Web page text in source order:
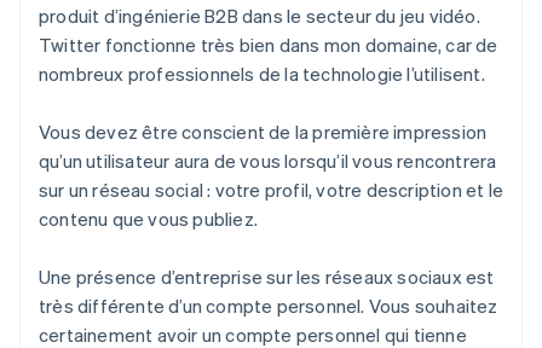
produit d’ingénierie B2B dans le secteur du jeu vidéo.
Twitter fonctionne très bien dans mon domaine, car de
nombreux professionnels de la technologie l’utilisent.
Vous devez être conscient de la première impression
qu’un utilisateur aura de vous lorsqu’il vous rencontrera
sur un réseau social : votre profil, votre description et le
contenu que vous publiez.
Une présence d’entreprise sur les réseaux sociaux est
très différente d’un compte personnel. Vous souhaitez
certainement avoir un compte personnel qui tienne